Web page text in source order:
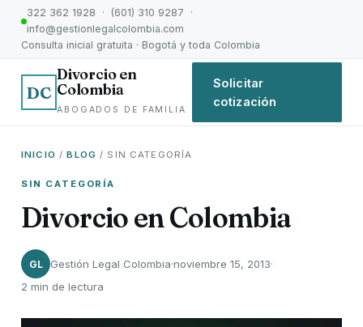
322 362 1928 · (601) 310 9287 ·
info@gestionlegalcolombia.com
Consulta inicial gratuita · Bogotá y toda Colombia
DC
Divorcio en
Colombia
ABOGADOS DE FAMILIA
Solicitar
cotización
INICIO /BLOG / SIN CATEGORÍA
SIN CATEGORÍA
Divorcio en Colombia
GL Gestión Legal Colombia·noviembre 15, 2013·
2 min de lectura